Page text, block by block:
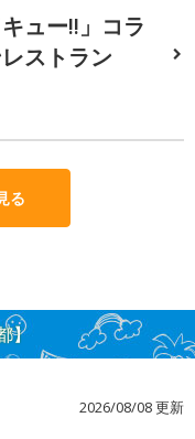
ュー!!」コラ
ストラン
る
】
2026/08/08 更新